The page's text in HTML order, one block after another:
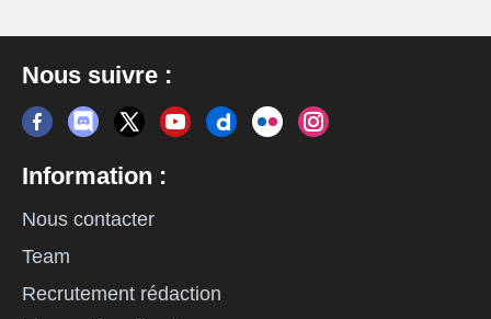
Nous suivre :
Information :
Nous contacter
Team
Recrutement rédaction